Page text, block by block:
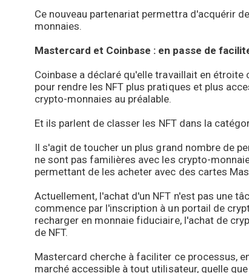
Ce nouveau partenariat permettra d'acquérir
monnaies.
Mastercard et Coinbase : en passe de
Coinbase a déclaré qu'elle travaillait en
pour rendre les NFT plus pratiques et plus
crypto-monnaies au préalable.
Et ils parlent de classer les NFT dans la
Il s'agit de toucher un plus grand nombre de
ne sont pas familières avec les crypto-
permettant de les acheter avec des cartes
Actuellement, l'achat d'un NFT n'est pas une
commence par l'inscription à un portail de
recharger en monnaie fiduciaire, l'achat de
de NFT.
Mastercard cherche à faciliter ce processus,
marché accessible à tout utilisateur, quelle